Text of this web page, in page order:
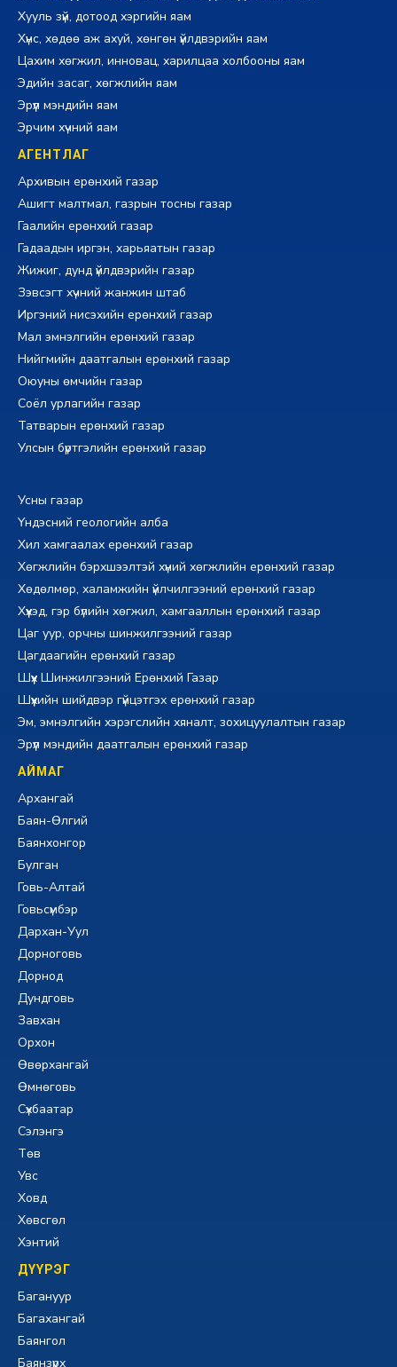
Хууль зүй, дотоод хэргийн яам
Хүнс, хөдөө аж ахуй, хөнгөн үйлдвэрийн яам
Цахим хөгжил, инновац, харилцаа холбооны яам
Эдийн засаг, хөгжлийн яам
Эрүүл мэндийн яам
Эрчим хүчний яам
АГЕНТЛАГ
Архивын ерөнхий газар
Ашигт малтмал, газрын тосны газар
Гаалийн ерөнхий газар
Гадаадын иргэн, харьяатын газар
Жижиг, дунд үйлдвэрийн газар
Зэвсэгт хүчний жанжин штаб
Иргэний нисэхийн ерөнхий газар
Мал эмнэлгийн ерөнхий газар
Нийгмийн даатгалын ерөнхий газар
Оюуны өмчийн газар
Соёл урлагийн газар
Татварын ерөнхий газар
Улсын бүртгэлийн ерөнхий газар
Усны газар
Үндэсний геологийн алба
Хил хамгаалах ерөнхий газар
Хөгжлийн бэрхшээлтэй хүний хөгжлийн ерөнхий газар
Хөдөлмөр, халамжийн үйлчилгээний ерөнхий газар
Хүүхэд, гэр бүлийн хөгжил, хамгааллын ерөнхий газар
Цаг уур, орчны шинжилгээний газар
Цагдаагийн ерөнхий газар
Шүүх Шинжилгээний Ерөнхий Газар
Шүүхийн шийдвэр гүйцэтгэх ерөнхий газар
Эм, эмнэлгийн хэрэгслийн хяналт, зохицуулалтын газар
Эрүүл мэндийн даатгалын ерөнхий газар
АЙМАГ
Архангай
Баян-Өлгий
Баянхонгор
Булган
Говь-Алтай
Говьсүмбэр
Дархан-Уул
Дорноговь
Дорнод
Дундговь
Завхан
Орхон
Өвөрхангай
Өмнөговь
Сүхбаатар
Сэлэнгэ
Төв
Увс
Ховд
Хөвсгөл
Хэнтий
ДҮҮРЭГ
Багануур
Багахангай
Баянгол
Баянзүрх